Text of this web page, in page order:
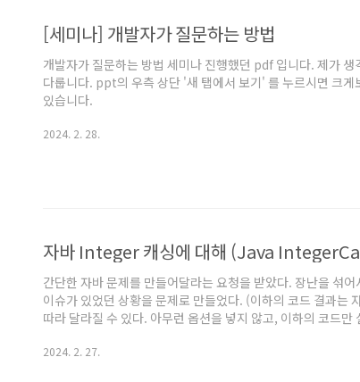
[세미나] 개발자가 질문하는 방법
개발자가 질문하는 방법 세미나 진행했던 pdf 입니다. 제가
다룹니다. ppt의 우측 상단 '새 탭에서 보기' 를 누르시면 크
있습니다.
2024. 2. 28.
자바 Integer 캐싱에 대해 (Java
간단한 자바 문제를 만들어달라는 요청을 받았다. 장난을 섞
이슈가 있었던 상황을 문제로 만들었다. (이하의 코드 결과는
따라 달라질 수 있다. 아무런 옵션을 넣지 않고, 이하의 코드만
System.out.println(a == b); System.out.println(c == d);
2024. 2. 27.